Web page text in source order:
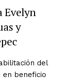
Evelyn
y
del
beneficio